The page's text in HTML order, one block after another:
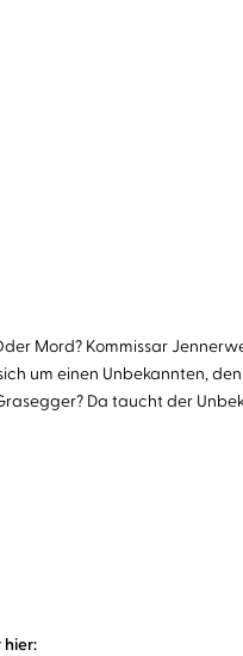
Mord? Kommissar
um einen Unbekannten,
Da taucht der
hier: